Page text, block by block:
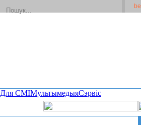
be
Для СМІМультымедыяСэрвіс